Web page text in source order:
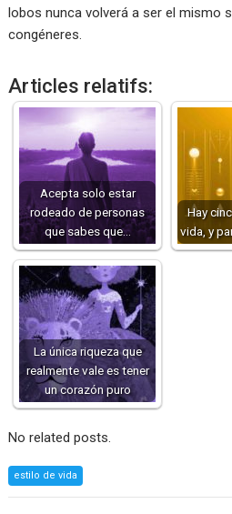
lobos nunca volverá a ser el mismo
congéneres.
Articles relatifs:
Acepta solo estar
rodeado de personas
que sabes que…
Hay
vida, y
La única riqueza que
realmente vale es tener
un corazón puro
No related posts.
estilo de vida